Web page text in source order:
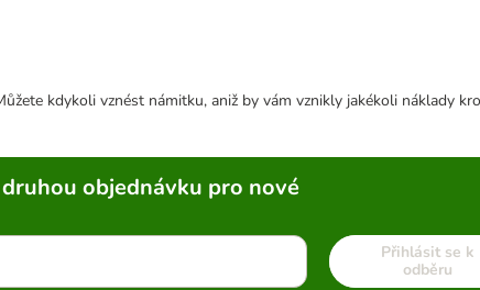
kdykoli vznést námitku, aniž by vám vznikly jakékoli náklady
objednávku pro nové
Přihlásit se k
odběru